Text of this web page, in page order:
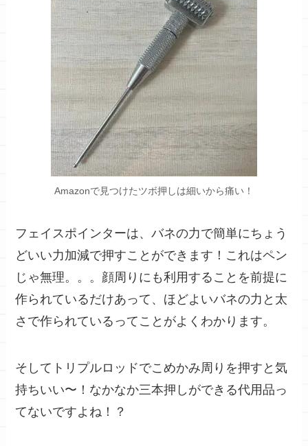
Amazonで見つけたツボ押しは細いから痛い！
フェイスポインターは、バネの力で簡単にちょう
どいい力加減で押すことができます！これはペン
じゃ無理。。。顔周りにも利用することを前提に
作られているだけあって、ほどよいバネの力と太
さで作られているってことがよくわかります。
そしてトリプルロッドでこめかみ周りを押すと気
持ちいい〜！なかなか三本押し ができる代用品っ
てないですよね！？